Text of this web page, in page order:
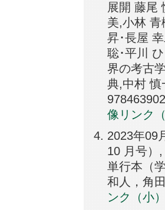
展開 藤尾
美,小林 青
昇･長屋
聡･平川
界の考古
典,中村 慎
像リンク
2023年09
10 月号）
単行本（
和人，角
ンク（小